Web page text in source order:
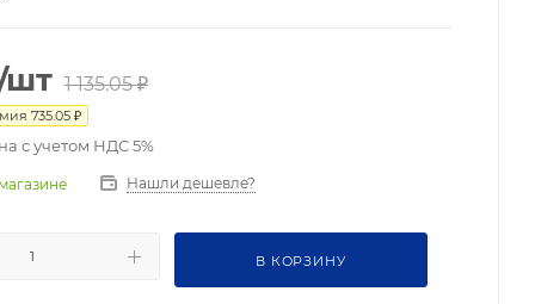
шт 1 135.05₽
735.05 ₽
с учетом НДС 5%
Нашли дешевле?
В КОРЗИНУ